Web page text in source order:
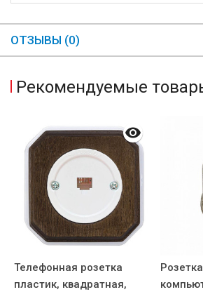
ОТЗЫВЫ (0)
Рекомендуемые
Телефонная розетка
пластик, квадратная,